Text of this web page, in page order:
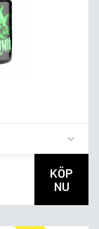
KÖP
NU